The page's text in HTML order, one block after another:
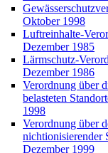
Oktober 1998
Luftreinhalte-
Dezember 1985
Lärmschutz-
Dezember 1986
Verordnung über
belasteten
1998
Verordnung über
nichtionisierender
Dezember 1999